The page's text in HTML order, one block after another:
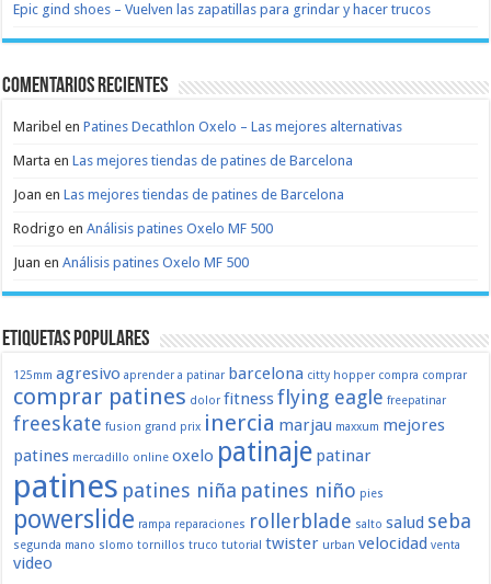
Epic gind shoes – Vuelven las zapatillas para grindar y hacer trucos
Comentarios recientes
Maribel enPatines Decathlon Oxelo – Las mejores alternativas
Marta enLas mejores tiendas de patines de Barcelona
Joan enLas mejores tiendas de patines de Barcelona
Rodrigo enAnálisis patines Oxelo MF 500
Juan enAnálisis patines Oxelo MF 500
Etiquetas populares
125mm agresivo aprender a patinar barcelona citty hopper compra comprar
comprar patines dolor fitnessflying eagle freepatinar
freeskate fusion grand prix inercia marjau maxxum mejores
patines mercadillo online oxelo patinaje patinar
patines patines niña patines niño pies
powerslide rampa reparaciones rollerblade salto salud seba
segunda mano slomo tornillos truco tutorial twister urban velocidad venta
video